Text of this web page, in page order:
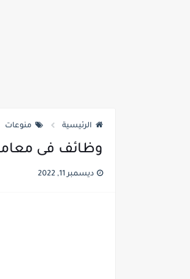
الرئيسية منوعات
وظائف فى
ديسمبر 11, 2022